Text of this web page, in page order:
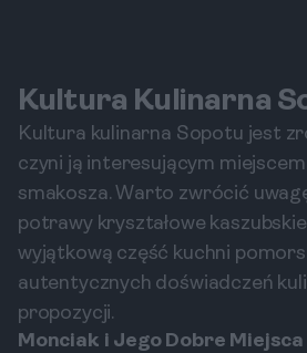
Kultura Kulinarna
Kultura kulinarna Sopotu jest
czyni ją interesującym
smakosza. Warto zwrócić
potrawy kryształowe
wyjątkową część kuchni
autentycznych doświadczeń
propozycji.
Monciak i Jego Dobre Miejsca